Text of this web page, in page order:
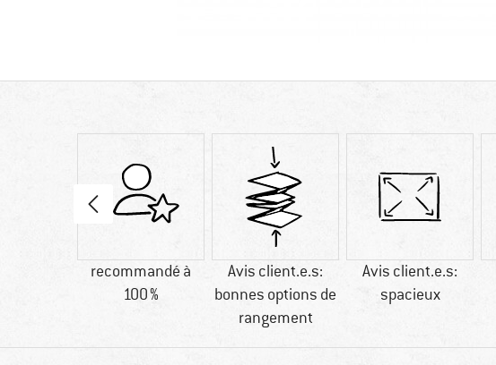
recommandé à
100 %
Avis client.e.s:
bonnes options de
rangement
Avis client.e.s:
spacieux